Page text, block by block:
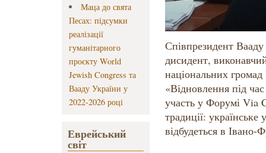
Маца до свята
Песах: підсумки
реалізації
гуманітарного
проєкту World
Jewish Congress та
Вааду України у
2022-2026 році
Еврейський
світ
Співпрезидент
дисидент,
національних
«Відновлення під
участь у Форумі Via
традиції:
відбудеться в Івано-